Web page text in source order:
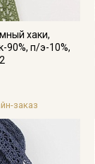
хаки,
90%, п/э-10%,
заказ